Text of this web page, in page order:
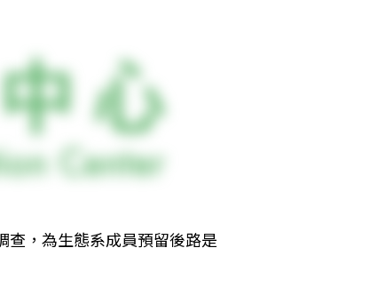
查，為生態系成員預留後路是